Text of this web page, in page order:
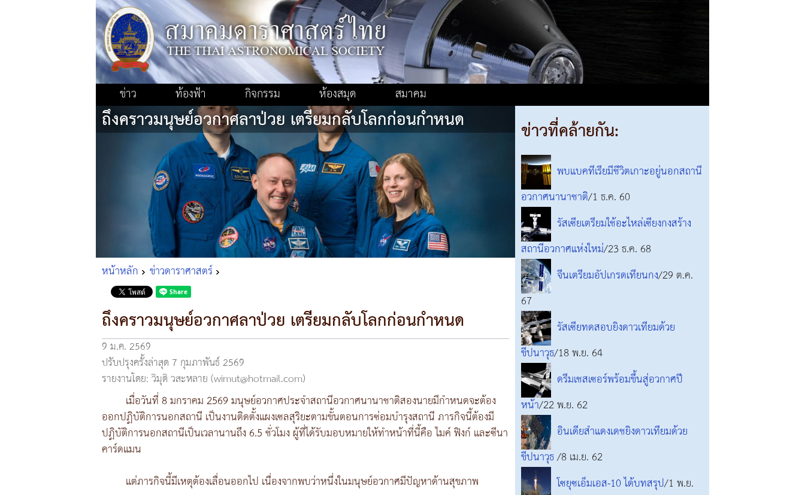
ข่าว ท้องฟ้า กิจกรรม ห้องสมุด สมาคม
ถึงคราวมนุษย์อวกาศลาป่วย เตรียมกลับโลกก่อนกำหนด
หน้าหลัก ข่าวดาราศาสตร์
ถึงคราวมนุษย์อวกาศลาป่วย เตรียมกลับโลกก่อนกำหนด
9 ม.ค. 2569
ปรับปรุงครั้งล่าสุด 7 กุมภาพันธ์ 2569
รายงานโดย: วิมุติ วสะหลาย (wimut@hotmail.com)
เมื่อวันที่ 8 มกราคม 2569 มนุษย์อวกาศประจำสถานีอวกาศนานาชาติสองนายมีกำหนดจะต้อง
ออกปฏิบัติการนอกสถานี เป็นงานติดตั้งแผงเซลสุริยะตามขั้นตอนการซ่อมบำรุงสถานี ภารกิจนี้ต้องมี
ปฏิบัติการนอกสถานีเป็นเวลานานถึง 6.5 ชั่วโมง ผู้ที่ได้รับมอบหมายให้ทำหน้าที่นี้คือ ไมค์ ฟิงก์ และซีนา
คาร์ดแมน
แต่ภารกิจนี้มีเหตุต้องเลื่อนออกไป เนื่องจากพบว่าหนึ่งในมนุษย์อวกาศมีปัญหาด้านสุขภาพ
ข่าวที่คล้ายกัน:
พบแบคทีเรียมีชีวิตเกาะอยู่นอกสถานี
อวกาศนานาชาติ/1 ธ.ค. 60
รัสเซียเตรียมใช้อะไหล่เซียงกงสร้าง
สถานีอวกาศแห่งใหม่/23 ธ.ค. 68
จีนเตรียมอัปเกรดเทียนกง/29 ต.ค.
67
รัสเซียทดสอบยิงดาวเทียมด้วย
ขีปนาวุธ/18 พ.ย. 64
ดรีมเชสเซอร์พร้อมขึ้นสู่อวกาศปี
หน้า/22 พ.ย. 62
อินเดียสำแดงเดชยิงดาวเทียมด้วย
ขีปนาวุธ/8 เม.ย. 62
โซยุซเอ็มเอส-10 ได้บทสรุป/1 พ.ย.